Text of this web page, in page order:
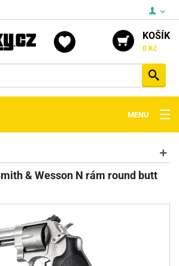
KOŠÍK
0 Kč
MENU
& Wesson N rám round butt